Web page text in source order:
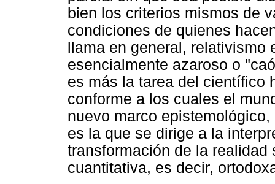
bien los criterios mismos de
condiciones de quienes
llama en general,
esencialmente azaroso o
es más la tarea del científico
conforme a los cuales el
nuevo marco
es la que se dirige a la
transformación de la
cuantitativa, es decir,